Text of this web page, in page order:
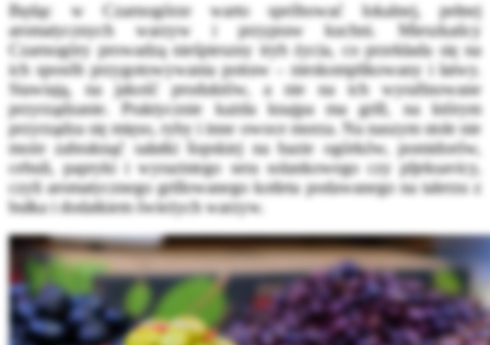
Będąc w Czarnogórze warto spróbować lokalnej, pełnej
aromatycznych warzyw i przypraw kuchni. Mieszkańcy
Czarnogóry prowadzą nieśpieszny tryb życia, co przekłada się na
ich sposób przygotowywania potraw – nieskomplikowany i łatwy.
Stawiają, na jakość produktów, a nie na ich wyrafinowane
przyrządzanie. Praktycznie każda knajpa ma grill, na którym
przyrządza się mięso, ryby i inne owoce morza. Na naszym stole nie
może zabraknąć sałatki šopskiej na bazie ogórków, pomidorów,
cebuli, papryki i wyrazistego sera solankowego czy pljeksavicy,
czyli aromatycznego grillowanego kotleta podawanego na talerzu z
bułka i dodatkiem świeżych warzyw.